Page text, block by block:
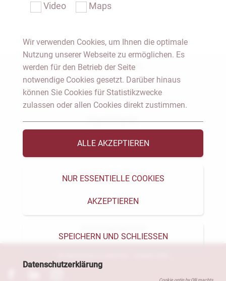
Notar Dresden
Fachgebiete
Das Notariat
Vorträge & Veröffentlichungen
Videos & Podcast
Aktuelles
Video Maps
Wir verwenden Cookies, um Ihnen die optimale
Nutzung unserer Webseite zu ermöglichen. Es
werden für den Betrieb der Seite
notwendige Cookies gesetzt. Darüber hinaus
können Sie Cookies für Statistikzwecke
zulassen oder allen Cookies direkt zustimmen.
ALLE AKZEPTIEREN
NUR ESSENTIELLE COOKIES
AKZEPTIEREN
SPEICHERN UND SCHLIESSEN
Datenschutzerklärung
Cookie optin by Olli machts